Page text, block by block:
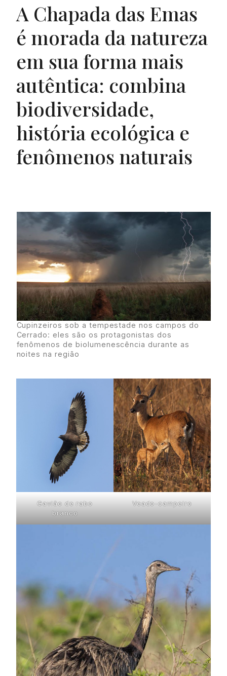
A Chapada das Emas
é morada da natureza
em sua forma mais
autêntica: combina
biodiversidade,
história ecológica e
fenômenos naturais
Cupinzeiros sob a tempestade nos campos do
Cerrado: eles são os protagonistas dos
fenômenos de biolumenescência durante as
noites na região
Gavião de rabo
branco
Veado-campeiro